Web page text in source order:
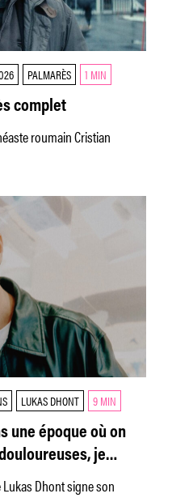
PALMARÈS 1 MIN
complet
roumain Cristian
LUKAS DHONT 9 MIN
une époque où on
je
des gens qui
Dhont signe son